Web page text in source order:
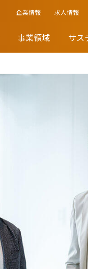
事業領域 サス
企業情報 求人情報